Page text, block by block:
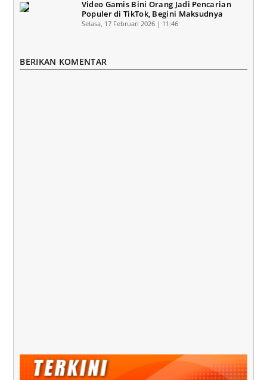
Video Gamis Bini Orang Jadi Pencarian
Populer di TikTok, Begini Maksudnya
Selasa, 17 Februari 2026 | 11:46
BERIKAN KOMENTAR